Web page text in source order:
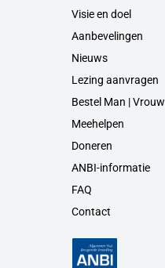
Visie en doel
Aanbevelingen
Nieuws
Lezing aanvragen
Bestel Man | Vrouw
Meehelpen
Doneren
ANBI-informatie
FAQ
Contact